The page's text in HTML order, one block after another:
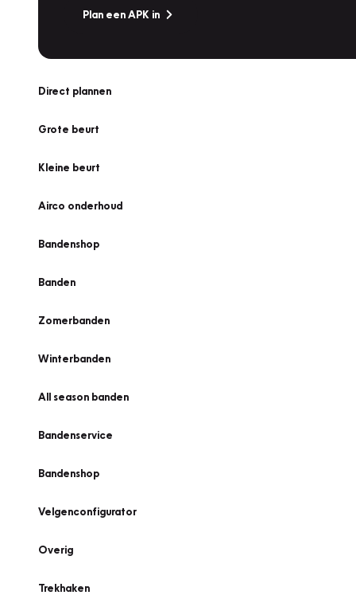
Plan een APK in
Direct plannen
Grote beurt
Kleine beurt
Airco onderhoud
Bandenshop
Banden
Zomerbanden
Winterbanden
All season banden
Bandenservice
Bandenshop
Velgenconfigurator
Overig
Trekhaken